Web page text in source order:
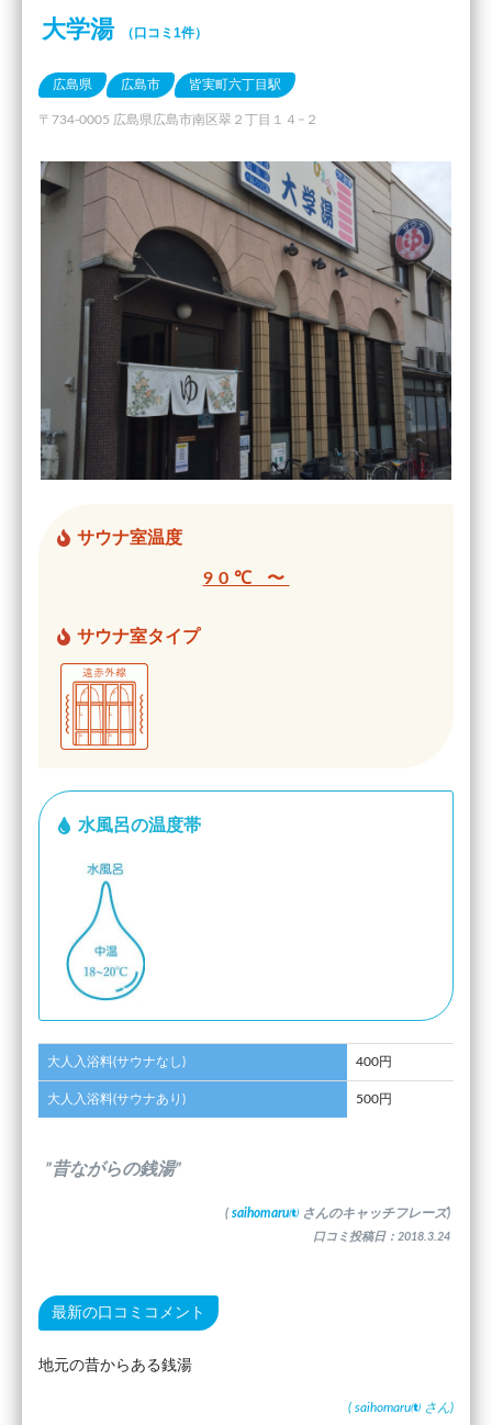
大学湯 （口コミ1件）
広島県 広島市 皆実町六丁目駅
〒734-0005 広島県広島市南区翠２丁目１４−２
サウナ室温度
90℃ 〜
サウナ室タイプ
水風呂の温度帯
大人入浴料(サウナなし) 400円
大人入浴料(サウナあり) 500円
”昔ながらの銭湯”
( saihomaru さんのキャッチフレーズ)
口コミ投稿日：2018.3.24
最新の口コミコメント
地元の昔からある銭湯
( saihomaru さん)